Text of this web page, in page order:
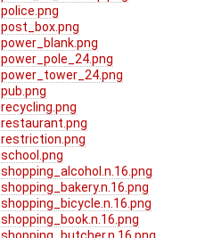
police.png
post_box.png
power_blank.png
power_pole_24.png
power_tower_24.png
pub.png
recycling.png
restaurant.png
restriction.png
school.png
shopping_alcohol.n.16.png
shopping_bakery.n.16.png
shopping_bicycle.n.16.png
shopping_book.n.16.png
shopping_butcher.n.16.png